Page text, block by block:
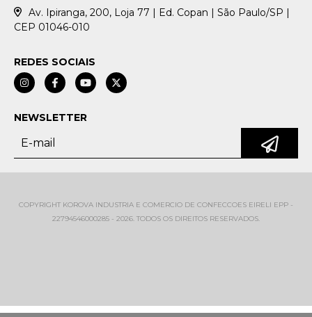
Av. Ipiranga, 200, Loja 77 | Ed. Copan | São Paulo/SP |
CEP 01046-010
REDES SOCIAIS
NEWSLETTER
COPYRIGHT KOROVA INDUSTRIA E COMERCIO DE CONFECCOES EIRELI EPP -
22794546000285 - 2026. TODOS OS DIREITOS RESERVADOS.